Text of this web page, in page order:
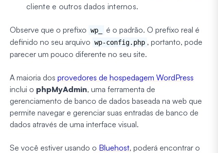
cliente e outros dados internos.
Observe que o prefixo wp_
é o padrão. O prefixo real é
definido no seu arquivo wp-config.php , portanto, pode
parecer um pouco diferente no seu site.
A maioria dos provedores de hospedagem WordPress
inclui o phpMyAdmin, uma ferramenta de
gerenciamento de banco de dados baseada na web que
permite navegar e gerenciar suas entradas de banco de
dados através de uma interface visual.
Se você estiver usando o Bluehost, poderá encontrar o